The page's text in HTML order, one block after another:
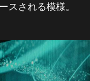
スされる模様。